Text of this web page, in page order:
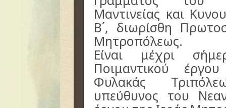
Μαντινείας και
Β΄, διωρίσθη
Μητροπόλεως.
Είναι μέχρι
Ποιμαντικού
Φυλακάς
υπεύθυνος του